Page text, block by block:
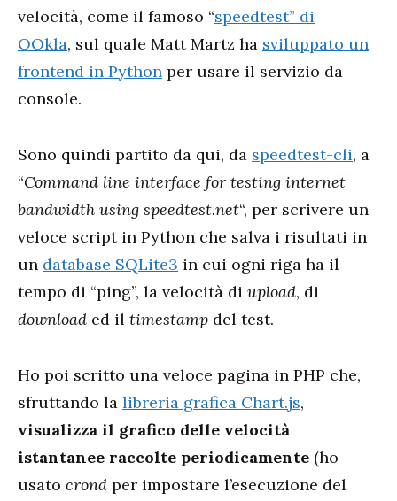
velocità, come il famoso “speedtest” di
OOkla, sul quale Matt Martz ha sviluppato un
frontend in Python per usare il servizio da
console.
Sono quindi partito da qui, da speedtest-cli, a
“Command line interface for testing internet
bandwidth using speedtest.net“, per scrivere un
veloce script in Python che salva i risultati in
un database SQLite3 in cui ogni riga ha il
tempo di “ping”, la velocità di upload, di
download ed il timestamp del test.
Ho poi scritto una veloce pagina in PHP che,
sfruttando la libreria grafica Chart.js,
visualizza il grafico delle velocità
istantanee raccolte periodicamente (ho
usato crond per impostare l’esecuzione del